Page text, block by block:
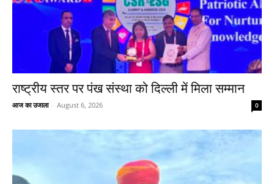
राष्ट्रीय स्तर पर पंख संस्था को दिल्ली में मिला सम्मान
आज का उजाला - August 6, 2026 0